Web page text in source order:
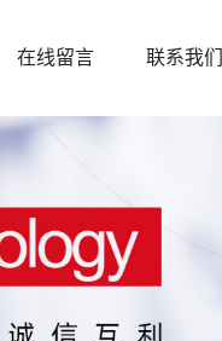
在线留言 联系我们